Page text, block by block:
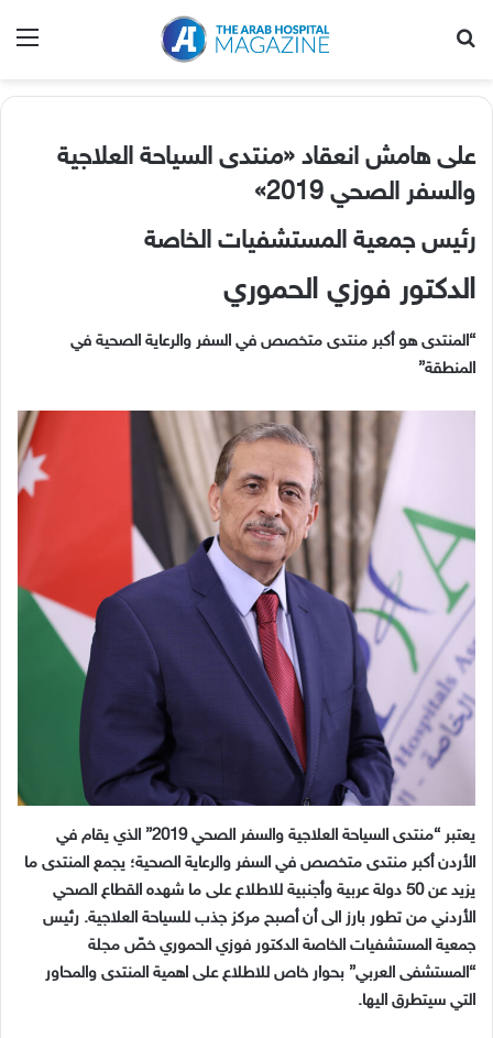
على هامش انعقاد «منتدى السياحة العلاجية
والسفر الصحي 2019»
رئيس جمعية المستشفيات الخاصة
الدكتور فوزي الحموري
“المنتدى هو أكبر منتدى متخصص في السفر والرعاية الصحية في
المنطقة”
يعتبر “منتدى السياحة العلاجية والسفر الصحي 2019” الذي يقام في
الأردن أكبر منتدى متخصص في السفر والرعاية الصحية؛ يجمع المنتدى ما
يزيد عن 50 دولة عربية وأجنبية للاطلاع على ما شهده القطاع الصحي
الأردني من تطور بارز الى أن أصبح مركز جذب للسياحة العلاجية. رئيس
جمعية المستشفيات الخاصة الدكتور فوزي الحموري خصّ مجلة
“المستشفى العربي” بحوار خاص للاطلاع على اهمية المنتدى والمحاور
التي سيتطرق اليها.